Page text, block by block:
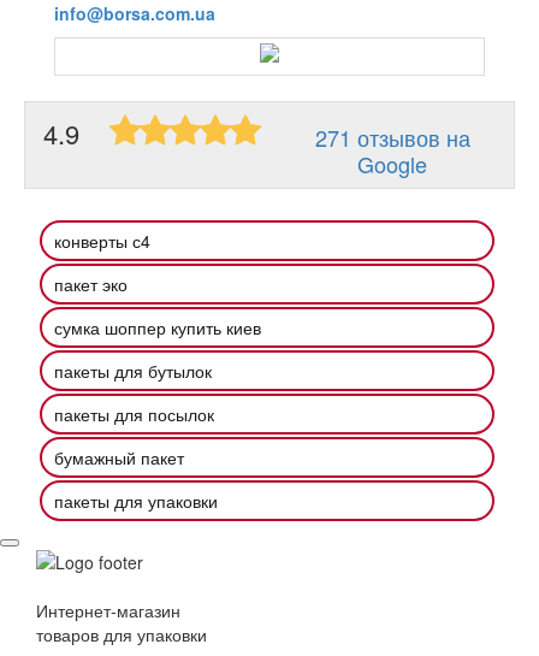
info@borsa.com.ua
4.9
271 отзывов на
Google
конверты с4
пакет эко
сумка шоппер купить киев
пакеты для бутылок
пакеты для посылок
бумажный пакет
пакеты для упаковки
Интернет-магазин
товаров для упаковки